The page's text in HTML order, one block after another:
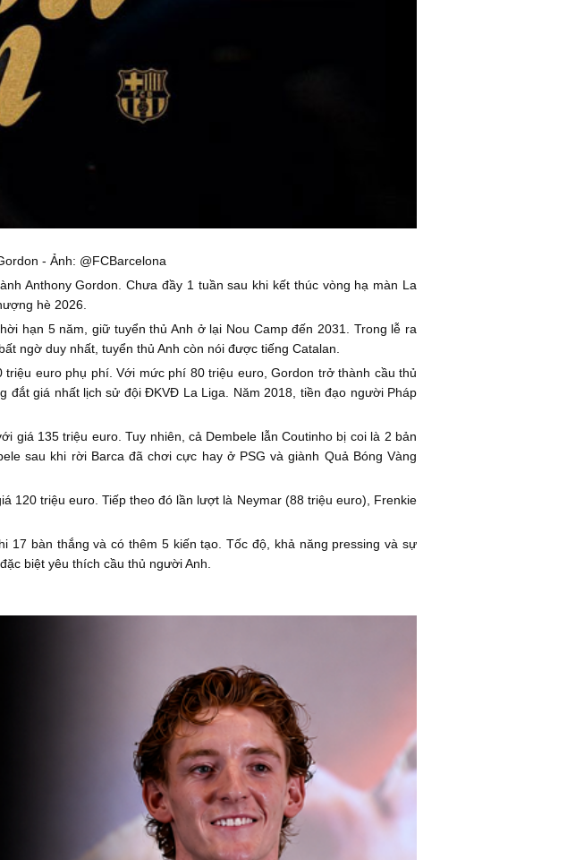
- Ảnh: @FCBarcelona
Anthony Gordon. Chưa đầy 1 tuần sau khi kết thúc vòng hạ màn La
hè 2026.
hạn 5 năm, giữ tuyển thủ Anh ở lại Nou Camp đến 2031. Trong lễ ra
ngờ duy nhất, tuyển thủ Anh còn nói được tiếng Catalan.
euro phụ phí. Với mức phí 80 triệu euro, Gordon trở thành cầu thủ
đắt giá nhất lịch sử đội ĐKVĐ La Liga. Năm 2018, tiền đạo người Pháp
giá 135 triệu euro. Tuy nhiên, cả Dembele lẫn Coutinho bị coi là 2 bản
sau khi rời Barca đã chơi cực hay ở PSG và giành Quả Bóng Vàng
120 triệu euro. Tiếp theo đó lần lượt là Neymar (88 triệu euro), Frenkie
17 bàn thắng và có thêm 5 kiến tạo. Tốc độ, khả năng pressing và sự
biệt yêu thích cầu thủ người Anh.